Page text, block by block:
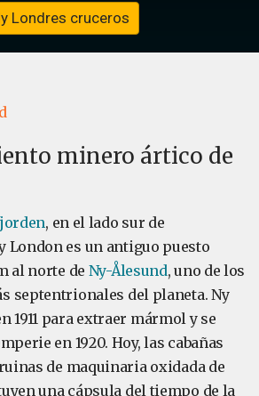
Londres cruceros
minero ártico de
, en el lado sur de
London es un antiguo puesto
al norte de Ny-Ålesund, uno de los
septentrionales del planeta. Ny
1911 para extraer mármol y se
en 1920. Hoy, las cabañas
de maquinaria oxidada de
una cápsula del tiempo de la